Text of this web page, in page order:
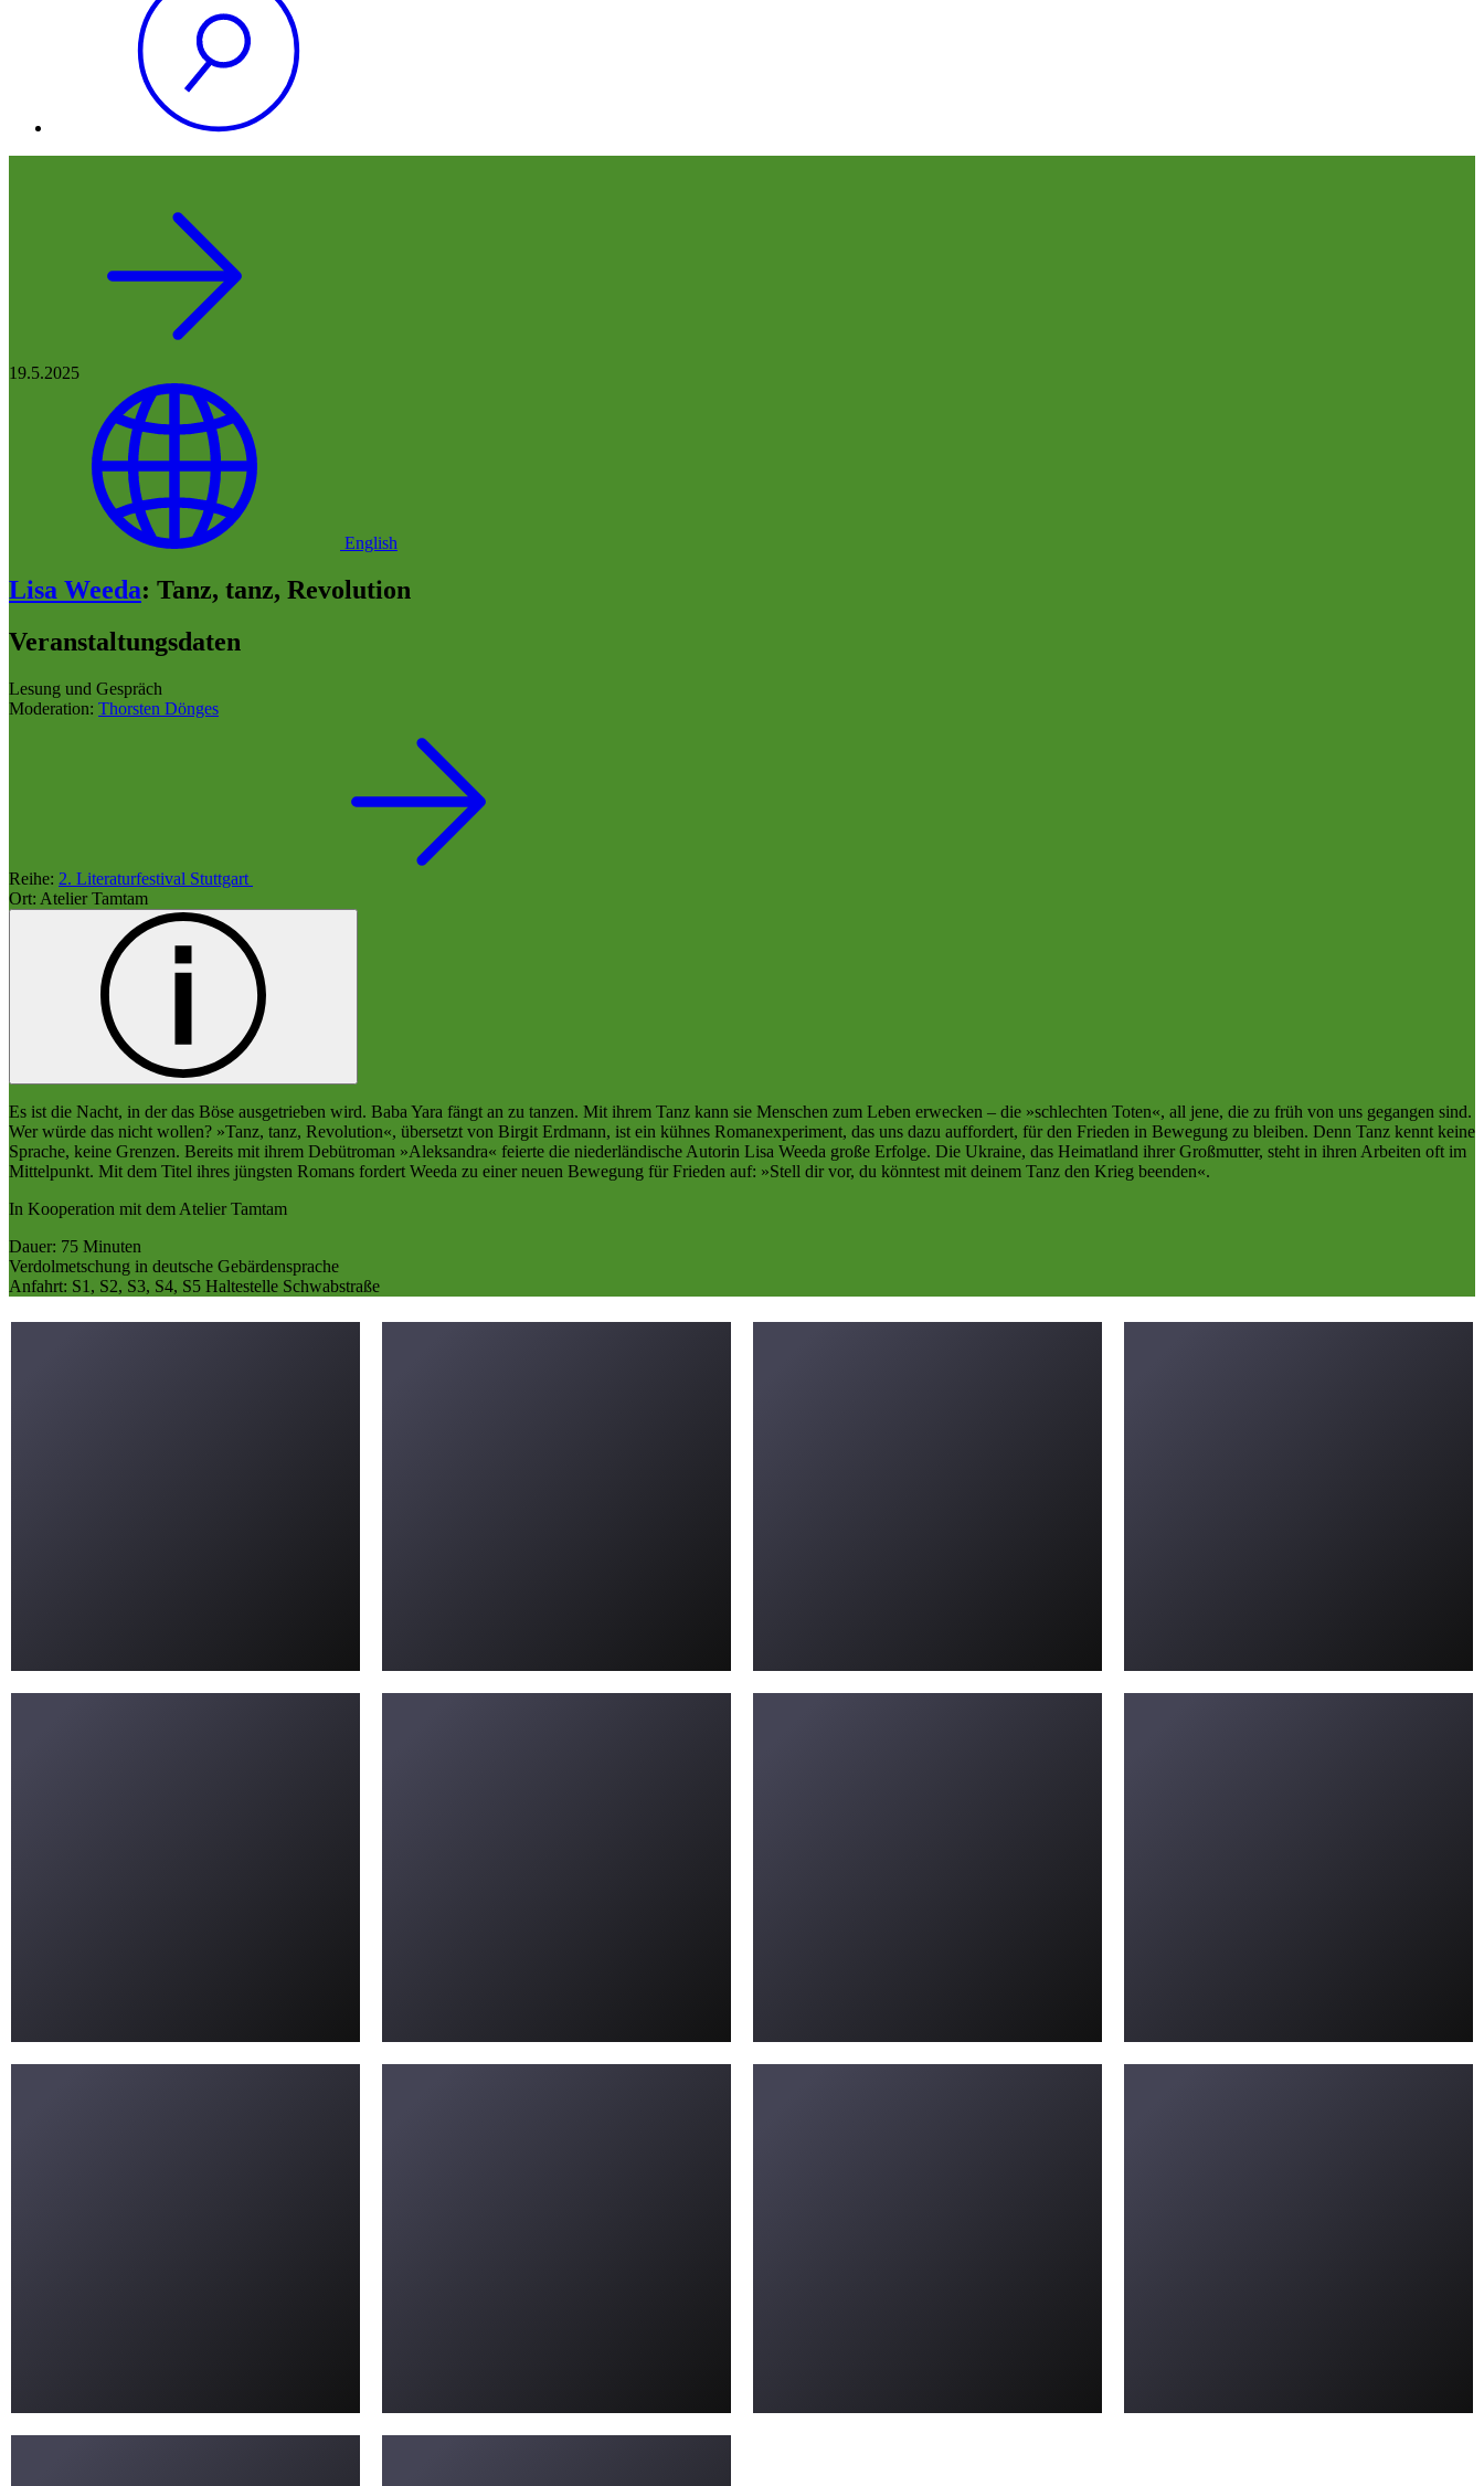
19.5.2025
English
Lisa Weeda: Tanz, tanz, Revolution
Veranstaltungsdaten
Lesung und Gespräch
Moderation: Thorsten Dönges
Reihe: 2. Literaturfestival Stuttgart
Ort: Atelier Tamtam
Es ist die Nacht, in der das Böse ausgetrieben wird. Baba Yara fängt an zu tanzen. Mit ihrem Tanz kann sie Menschen zum Leben erwecken – die »schlechten Toten«, all jene, die zu früh von uns gegangen sind.
Wer würde das nicht wollen? »Tanz, tanz, Revolution«, übersetzt von Birgit Erdmann, ist ein kühnes Romanexperiment, das uns dazu auffordert, für den Frieden in Bewegung zu bleiben. Denn Tanz kennt keine
Sprache, keine Grenzen. Bereits mit ihrem Debütroman »Aleksandra« feierte die niederländische Autorin Lisa Weeda große Erfolge. Die Ukraine, das Heimatland ihrer Großmutter, steht in ihren Arbeiten oft im
Mittelpunkt. Mit dem Titel ihres jüngsten Romans fordert Weeda zu einer neuen Bewegung für Frieden auf: »Stell dir vor, du könntest mit deinem Tanz den Krieg beenden«.
In Kooperation mit dem Atelier Tamtam
Dauer: 75 Minuten
Verdolmetschung in deutsche Gebärdensprache
Anfahrt: S1, S2, S3, S4, S5 Haltestelle Schwabstraße